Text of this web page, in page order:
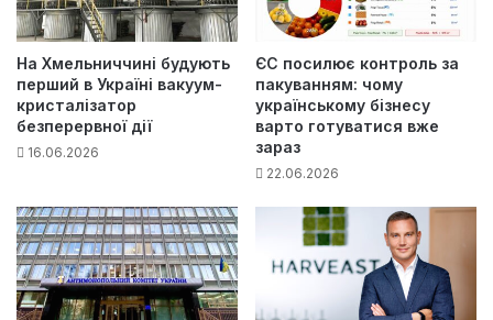
На Хмельниччині будують
перший в Україні вакуум-
кристалізатор
безперервної дії
16.06.2026
ЄС посилює контроль за
пакуванням: чому
українському бізнесу
варто готуватися вже
зараз
22.06.2026